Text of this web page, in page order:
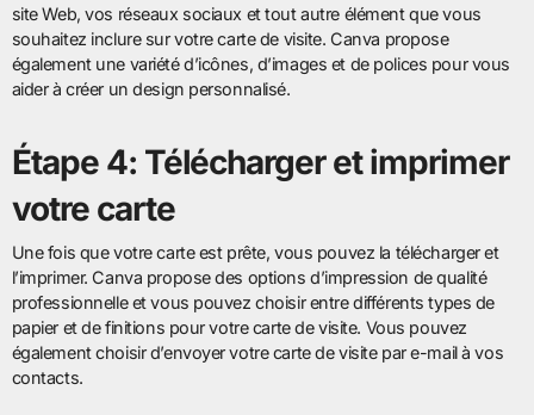
site Web, vos réseaux sociaux et tout autre élément que vous
souhaitez inclure sur votre carte de visite. Canva propose
également une variété d’icônes, d’images et de polices pour vous
aider à créer un design personnalisé.
Étape 4: Télécharger et imprimer
votre carte
Une fois que votre carte est prête, vous pouvez la télécharger et
l’imprimer. Canva propose des options d’impression de qualité
professionnelle et vous pouvez choisir entre différents types de
papier et de finitions pour votre carte de visite. Vous pouvez
également choisir d’envoyer votre carte de visite par e-mail à vos
contacts.